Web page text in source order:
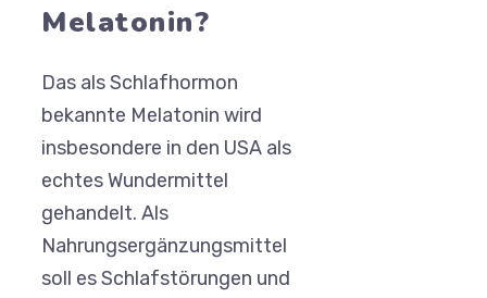
Melatonin?
Das als Schlafhormon
bekannte Melatonin wird
insbesondere in den USA als
echtes Wundermittel
gehandelt. Als
Nahrungsergänzungsmittel
soll es Schlafstörungen und